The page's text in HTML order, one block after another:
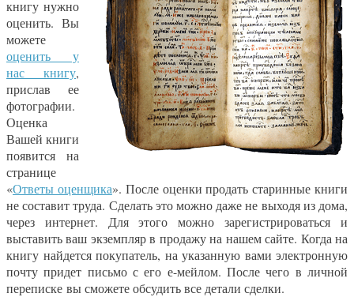
книгу нужно
оценить. Вы
можете
оценить у
нас книгу,
прислав ее
фотографии.
Оценка
Вашей книги
появится на
странице
«Ответы оценщика». После оценки продать старинные книги
не составит труда. Сделать это можно даже не выходя из дома,
через интернет. Для этого можно зарегистрироваться и
выставить ваш экземпляр в продажу на нашем сайте. Когда на
книгу найдется покупатель, на указанную вами электронную
почту придет письмо с его е-мейлом. После чего в личной
переписке вы сможете обсудить все детали сделки.